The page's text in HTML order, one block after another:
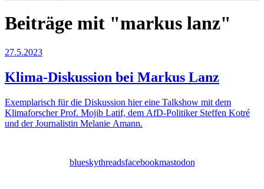
Beiträge mit "markus lanz"
27.5.2023
Klima-Diskussion bei Markus Lanz
Exemplarisch für die Diskussion hier eine Talkshow mit dem
Klimaforscher Prof. Mojib Latif, dem AfD-Politiker Steffen Kotré
und der Journalistin Melanie Amann.
blueskythreadsfacebookmastodon